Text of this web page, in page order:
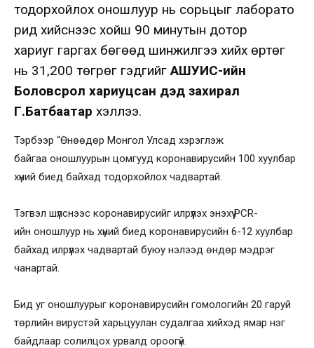
тодорхойлох оношлуур нь сорьцыг лаборато
рид хийснээс хойш 90 минутын дотор
хариуг гаргах бөгөөд шинжилгээ хийх өртөг
нь 31,200 төгрөг гэдгийгАШУҮИС-ийн
Боловсрол хариуцсан дэд захирал
Г.Батбаатар хэллээ.
Тэрбээр “Өнөөдөр Монгол Улсад хэрэглэж
байгаа оношлуурын цомгууд коронавирусийн 100 хуулбар
хүний биед байхад тодорхойлох чадвартай.
Тэгвэл шүлснээс коронавирусийг илрүүлэх энэхүү PCR-
ийн оношлуур нь хүний биед коронавирусийн 6-12 хуулбар
байхад илрүүлэх чадвартай буюу нэлээд өндөр мэдрэг
чанартай.
Бид уг оношлуурыг коронавирусийн гомологийн 20 гаруй
төрлийн вирустэй харьцуулан судалгаа хийхэд ямар нэг
байдлаар солилцох урвалд ороогүй.